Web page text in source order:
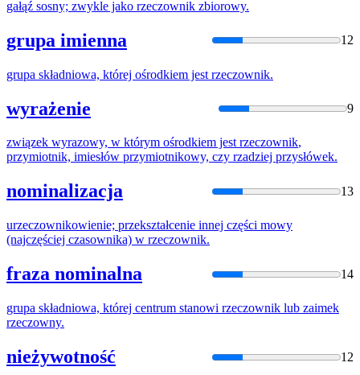
gałąź sosny; zwykle jako rzeczownik zbiorowy.
grupa imienna 12
grupa składniowa, której ośrodkiem jest rzeczownik.
wyrażenie 9
związek wyrazowy, w którym ośrodkiem jestrzeczownik,
przymiotnik, imiesłów przymiotnikowy, czy rzadziej przysłówek.
nominalizacja 13
urzeczownikowienie; przekształcenie innej części mowy
(najczęściej czasownika) w rzeczownik.
fraza nominalna 14
grupa składniowa, której centrum stanowi rzeczownik lub zaimek
rzeczowny.
nieżywotność 12